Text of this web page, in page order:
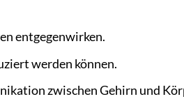
entgegenwirken.
werden können.
zwischen Gehirn und